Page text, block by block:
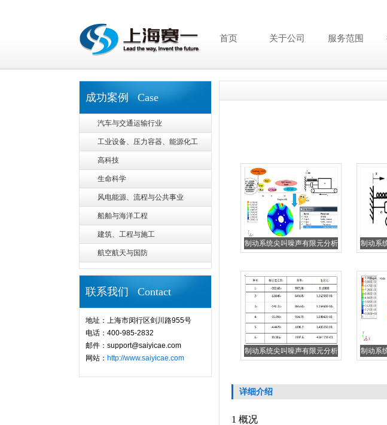
首页 关于公司 服务范围
成功案例 Case
汽车与交通运输行业
工业设备、压力容器、能源化工
高科技
生命科学
风电能源、流程与公共事业
船舶与海洋工程
建筑、工程与施工
航空航天与国防
联系我们 Contact
地址：上海市闵行区剑川路955号
电话：400-985-2832
邮件：support@saiyicae.com
网站： http://www.saiyicae.com
制动系统尖叫噪声有限元分析 制动系
制动系统尖叫噪声有限元分析 制动系
详细介绍
1 概况